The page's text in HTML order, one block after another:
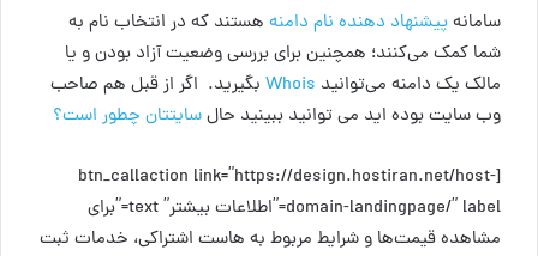
سامانهپیشنهاد دهنده نام دامنه هستند که در انتخاب نام به
شما کمک می‌کنند؛ همچنین برای بررسی وضعیت آزاد بودن و یا
مالک یک دامنه می‌توانید Whois بگیرید. اگر از قبل هم صاحب
وب سایت بوده اید می توانید ببینید حالسایتتان چطور است؟
[btn_callaction link=”https://design.hostiran.net/host-
domain-landingpage/” label=”اطلاعات بیشتر” text=”برای
مشاهده قیمت‌ها و شرایط مربوط به هاست اشتراکی، خدمات ثبت